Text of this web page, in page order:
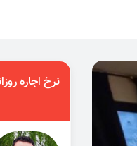
نرخ اجاره